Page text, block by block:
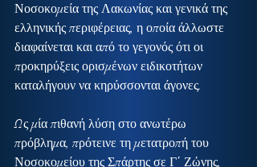
Νοσοκομεία της Λακωνίας και γενικά της
ελληνικής περιφέρειας, η οποία άλλωστε
διαφαίνεται και από το γεγονός ότι οι
προκηρύξεις ορισμένων ειδικοτήτων
καταλήγουν να κηρύσσονται άγονες.
Ως μία πιθανή λύση στο ανωτέρω
πρόβλημα, πρότεινε τη μετατροπή του
Νοσοκομείου της Σπάρτης σε Γ΄ Ζώνης,